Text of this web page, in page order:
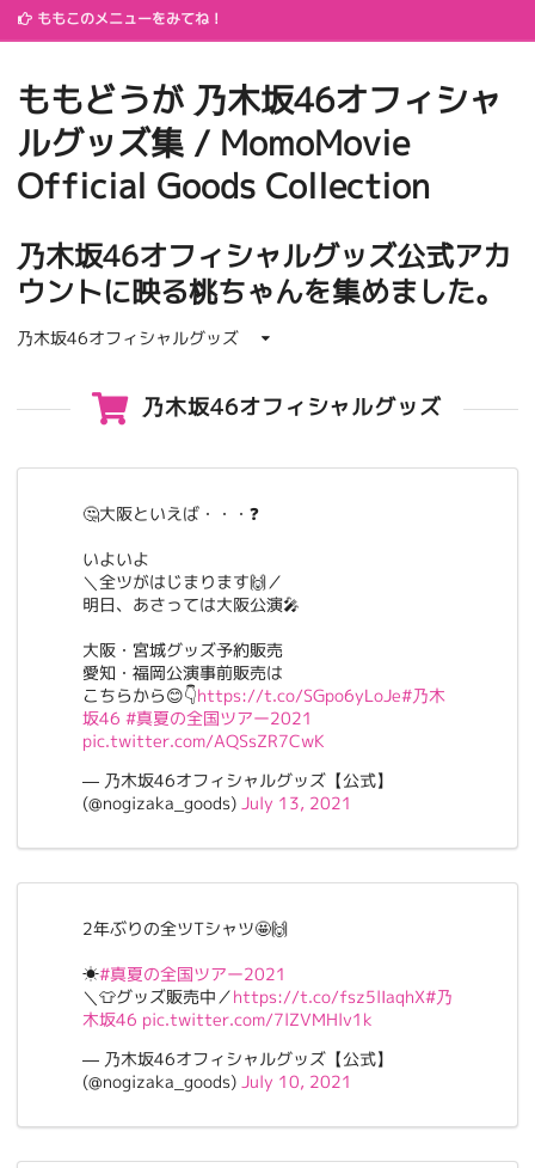
ももこのメニューをみてね！
ももどうが 乃木坂46オフィシャ
ルグッズ集 / MomoMovie
Official Goods Collection
乃木坂46オフィシャルグッズ公式アカ
ウントに映る桃ちゃんを集めました。
乃木坂46オフィシャルグッズ
乃木坂46オフィシャルグッズ
🤔大阪といえば・・・❓
いよいよ
＼全ツがはじまります🙌／
明日、あさっては大阪公演🎤
大阪・宮城グッズ予約販売
愛知・福岡公演事前販売は
こちらから😊👇https://t.co/SGpo6yLoJe#乃木
坂46 #真夏の全国ツアー2021
pic.twitter.com/AQSsZR7CwK
— 乃木坂46オフィシャルグッズ【公式】
(@nogizaka_goods) July 13, 2021
2年ぶりの全ツTシャツ🤩🙌
☀#真夏の全国ツアー2021
＼👕グッズ販売中／https://t.co/fsz5lIaqhX#乃
木坂46 pic.twitter.com/7lZVMHlv1k
— 乃木坂46オフィシャルグッズ【公式】
(@nogizaka_goods) July 10, 2021